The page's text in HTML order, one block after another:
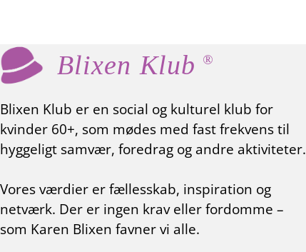
Blixen Klub ®
Blixen Klub er en social og kulturel klub for
kvinder 60+, som mødes med fast frekvens til
hyggeligt samvær, foredrag og andre aktiviteter.
Vores værdier er fællesskab, inspiration og
netværk. Der er ingen krav eller fordomme –
som Karen Blixen favner vi alle.